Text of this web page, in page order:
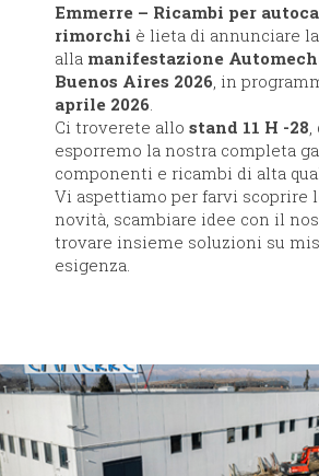
Emmerre – Ricambi per
rimorchi è lieta di annunciare
alla manifestazione
Buenos Aires 2026, in
aprile 2026.
Ci troverete allo stand 11 H -28,
esporremo la nostra completa
componenti e ricambi di alta
Vi aspettiamo per farvi scoprire
novità, scambiare idee con il
trovare insieme soluzioni su
esigenza.